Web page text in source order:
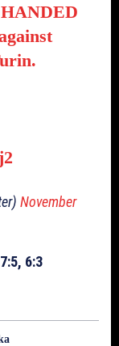
November
6:3